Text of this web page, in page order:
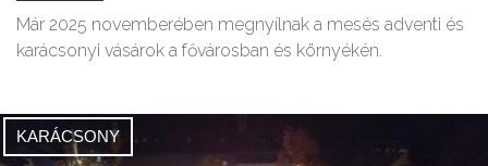
Már 2025 novemberében megnyílnak a mesés adventi és
karácsonyi vásárok a fővárosban és környékén.
KARÁCSONY